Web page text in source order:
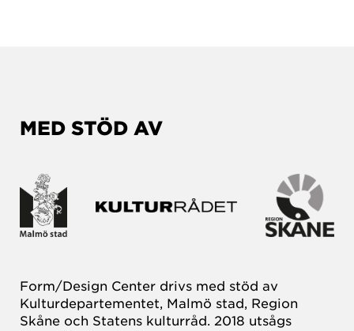
MED STÖD AV
Form/Design Center drivs med stöd av
Kulturdepartementet, Malmö stad, Region
Skåne och Statens kulturråd. 2018 utsågs